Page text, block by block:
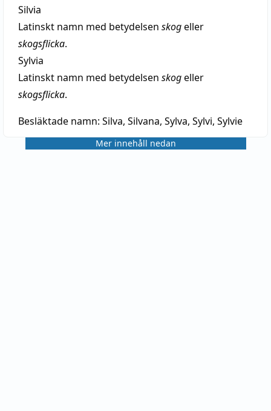
Silvia
Latinskt namn med betydelsen skogeller
skogsflicka.
Sylvia
Latinskt namn med betydelsen skogeller
skogsflicka.
Besläktade namn: Silva, Silvana, Sylva, Sylvi, Sylvie
Mer innehåll nedan